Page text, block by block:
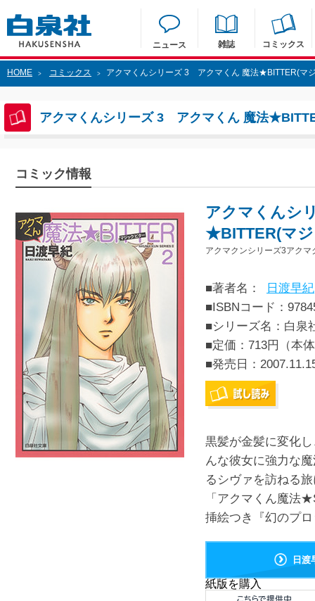
ニュース 雑誌 コミックス
HOME > コミックス > アクマくんシリーズ 3 アクマくん 魔法★BITTER(マ
アクマくんシリーズ 3 アクマくん 魔法
コミック情報
アクマくんシ
★BITTER(マ
アクマクンシリーズ3アク
■著者名：
日渡早紀
■ISBNコード：
■シリーズ名：白泉
■定価：713円（本
■発売日：
黒髪が金髪に変化
んな彼女に強力な
るシヴァを訪ねる
「アクマくん魔法
挿絵つき『幻のプ
日渡
紙版を購入